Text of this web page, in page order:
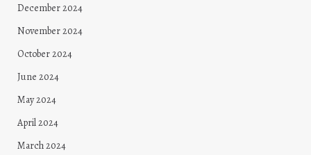
December 2024
November 2024
October 2024
June 2024
May 2024
April 2024
March 2024